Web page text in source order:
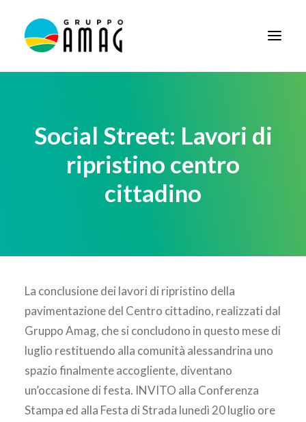
IL GRUPPO
BANDI E AVVISI
SOCIETÀ TRASPARENTE
AREA CLIENTI
Social Street: Lavori di
ripristino centro
cittadino
La conclusione dei lavori di ripristino della
pavimentazione del Centro cittadino, realizzati dal
Gruppo Amag, che si concludono in questo mese di
luglio restituendo alla comunità alessandrina uno
spazio finalmente accogliente, diventano
un’occasione di festa. INVITO alla Conferenza
Stampa ed alla Festa di Strada lunedì 20 luglio ore